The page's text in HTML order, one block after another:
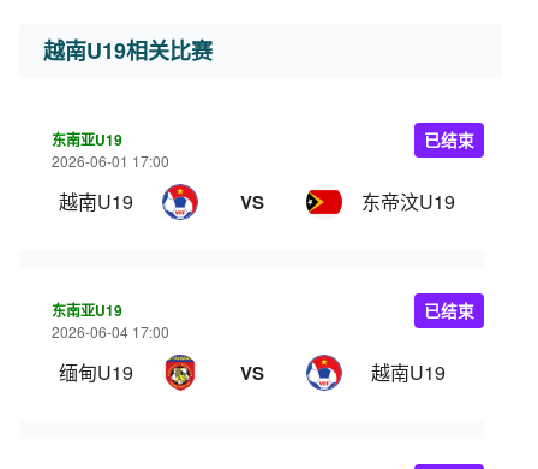
越南U19相关比赛
东南亚U19
2026-06-01 17:00
越南U19 VS 东帝汶U19
已结束
东南亚U19
2026-06-04 17:00
缅甸U19 VS 越南U19
已结束